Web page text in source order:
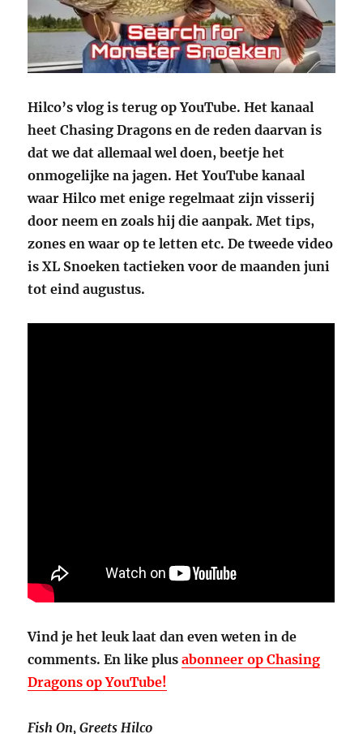
Hilco’s vlog is terug op YouTube. Het kanaal
heet Chasing Dragons en de reden daarvan is
dat we dat allemaal wel doen, beetje het
onmogelijke na jagen. Het YouTube kanaal
waar Hilco met enige regelmaat zijn visserij
door neem en zoals hij die aanpak. Met tips,
zones en waar op te letten etc. De tweede video
is XL Snoeken tactieken voor de maanden juni
tot eind augustus.
Vind je het leuk laat dan even weten in de
comments. En like plusabonneer op Chasing
Dragons op YouTube!
Fish On,Greets Hilco